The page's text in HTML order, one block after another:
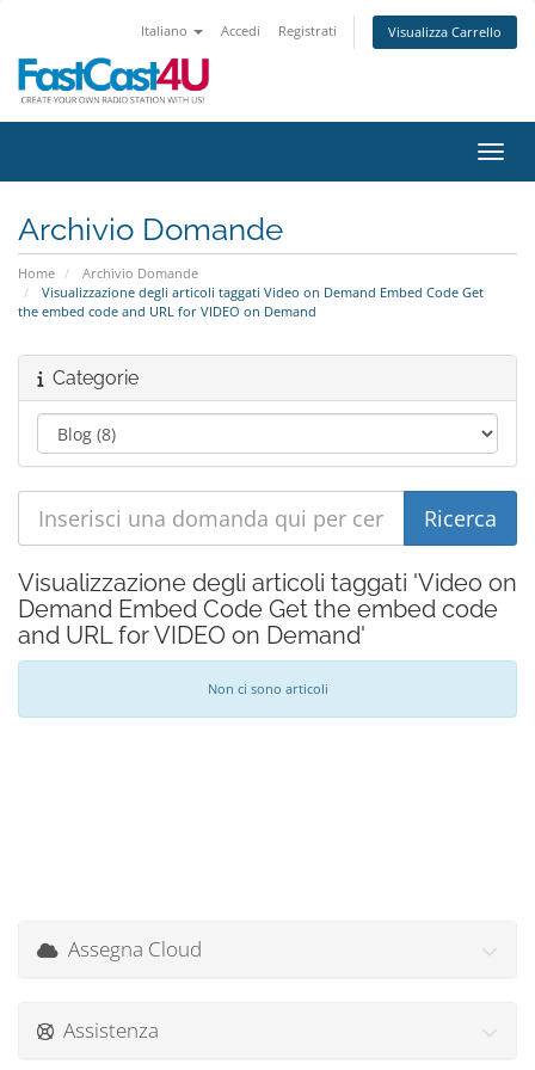
Italiano Accedi Registrati Visualizza Carrello
Archivio Domande
Home
Archivio Domande
Visualizzazione degli articoli taggati Video on Demand Embed Code Get
the embed code and URL for VIDEO on Demand
Categorie
Visualizzazione degli articoli taggati 'Video on
Demand Embed Code Get the embed code
and URL for VIDEO on Demand'
Non ci sono articoli
Assegna Cloud
Assistenza